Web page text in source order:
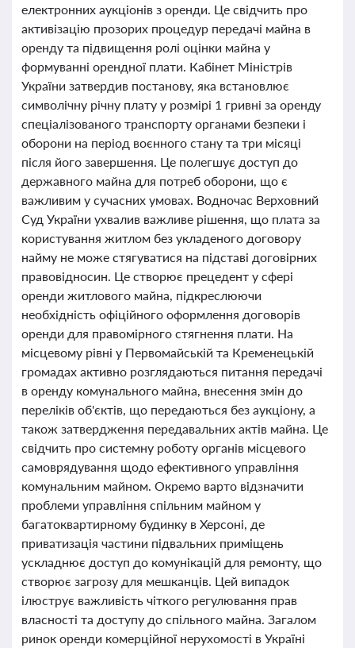
електронних аукціонів з оренди. Це свідчить про
активізацію прозорих процедур передачі майна в
оренду та підвищення ролі оцінки майна у
формуванні орендної плати. Кабінет Міністрів
України затвердив постанову, яка встановлює
символічну річну плату у розмірі 1 гривні за оренду
спеціалізованого транспорту органами безпеки і
оборони на період воєнного стану та три місяці
після його завершення. Це полегшує доступ до
державного майна для потреб оборони, що є
важливим у сучасних умовах. Водночас Верховний
Суд України ухвалив важливе рішення, що плата за
користування житлом без укладеного договору
найму не може стягуватися на підставі договірних
правовідносин. Це створює прецедент у сфері
оренди житлового майна, підкреслюючи
необхідність офіційного оформлення договорів
оренди для правомірного стягнення плати. На
місцевому рівні у Первомайській та Кременецькій
громадах активно розглядаються питання передачі
в оренду комунального майна, внесення змін до
переліків об'єктів, що передаються без аукціону, а
також затвердження передавальних актів майна. Це
свідчить про системну роботу органів місцевого
самоврядування щодо ефективного управління
комунальним майном. Окремо варто відзначити
проблеми управління спільним майном у
багатоквартирному будинку в Херсоні, де
приватизація частини підвальних приміщень
ускладнює доступ до комунікацій для ремонту, що
створює загрозу для мешканців. Цей випадок
ілюструє важливість чіткого регулювання прав
власності та доступу до спільного майна. Загалом
ринок оренди комерційної нерухомості в Україні